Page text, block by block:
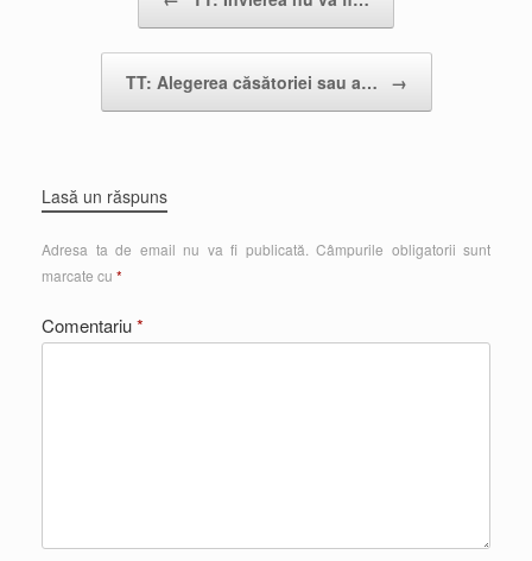
TT: Alegerea căsătoriei sau a… →
Lasă un răspuns
Adresa ta de email nu va fi publicată. Câmpurile obligatorii sunt
marcate cu *
Comentariu*